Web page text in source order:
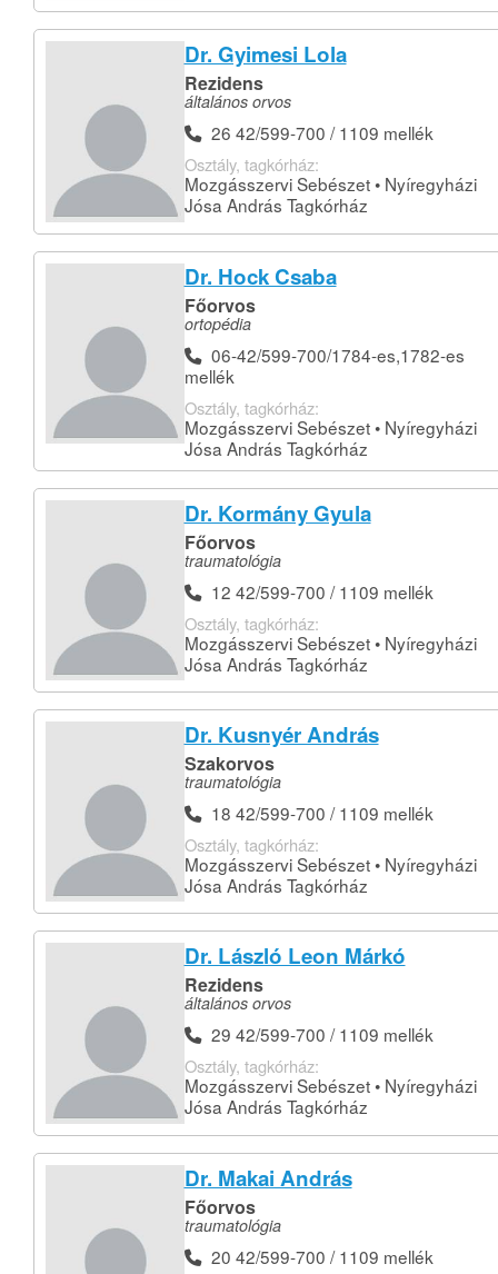
Dr. Gyimesi Lola
Rezidens
általános orvos
26 42/599-700 / 1109 mellék
Osztály, tagkórház:
Mozgásszervi Sebészet • Nyíregyházi
Jósa András Tagkórház
Dr. Hock Csaba
Főorvos
ortopédia
06-42/599-700/1784-es,1782-es
mellék
Osztály, tagkórház:
Mozgásszervi Sebészet • Nyíregyházi
Jósa András Tagkórház
Dr. Kormány Gyula
Főorvos
traumatológia
12 42/599-700 / 1109 mellék
Osztály, tagkórház:
Mozgásszervi Sebészet • Nyíregyházi
Jósa András Tagkórház
Dr. Kusnyér András
Szakorvos
traumatológia
18 42/599-700 / 1109 mellék
Osztály, tagkórház:
Mozgásszervi Sebészet • Nyíregyházi
Jósa András Tagkórház
Dr. László Leon Márkó
Rezidens
általános orvos
29 42/599-700 / 1109 mellék
Osztály, tagkórház:
Mozgásszervi Sebészet • Nyíregyházi
Jósa András Tagkórház
Dr. Makai András
Főorvos
traumatológia
20 42/599-700 / 1109 mellék